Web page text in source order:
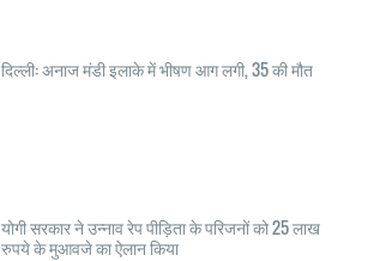
दिल्ली: अनाज मंडी इलाके में भीषण आग लगी, 35 की मौत
योगी सरकार ने उन्नाव रेप पीड़िता के परिजनों को 25 लाख
रुपये के मुआवजे का ऐलान किया